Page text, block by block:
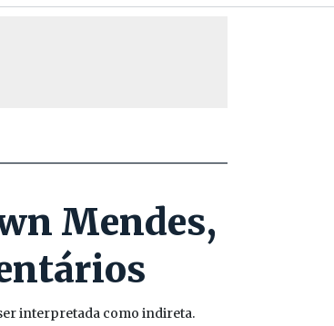
Mendes,
interpretada como indireta.